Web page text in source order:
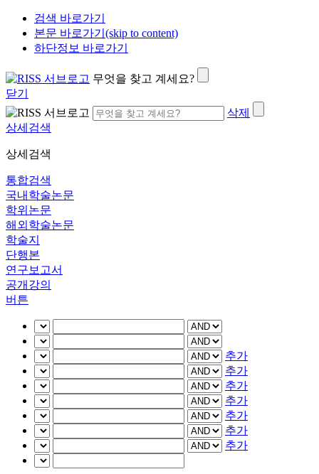
검색 바로가기
본문 바로가기(skip to content)
하단정보 바로가기
무엇을 찾고 계세요?
닫기
삭제
상세검색
상세검색
통합검색
국내학술논문
학위논문
해외학술논문
학술지
단행본
연구보고서
공개강의
버튼
추가
추가
추가
추가
추가
추가
추가